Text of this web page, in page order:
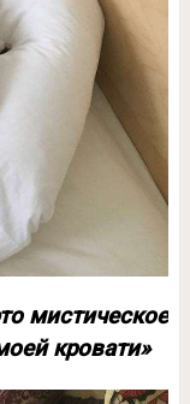
мистическое
кровати»